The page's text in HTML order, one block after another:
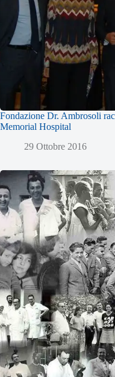
Fondazione Dr. Ambrosoli
Memorial Hospital
29 Ottobre 2016